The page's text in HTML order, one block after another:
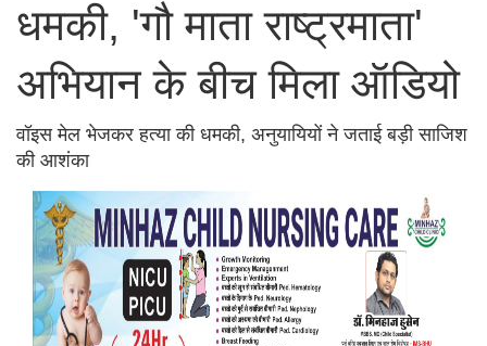
धमकी, 'गौ माता राष्ट्रमाता'
अभियान के बीच मिला ऑडियो
वॉइस मेल भेजकर हत्या की धमकी, अनुयायियों ने जताई बड़ी साजिश
की आशंका